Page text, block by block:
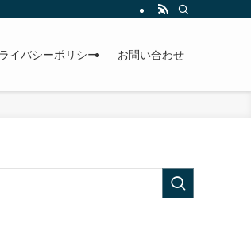
イバシーポリシー お問い合わせ